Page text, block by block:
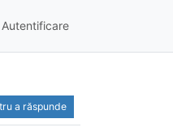
Autentificare
a răspunde